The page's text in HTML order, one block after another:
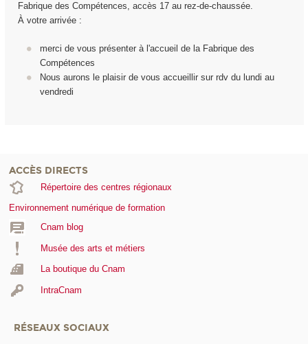
Fabrique des Compétences, accès 17 au rez-de-chaussée.
À votre arrivée :
merci de vous présenter à l'accueil de la Fabrique des
Compétences
Nous aurons le plaisir de vous accueillir sur rdv du lundi au
vendredi
ACCÈS DIRECTS
Répertoire des centres régionaux
Environnement numérique de formation
Cnam blog
Musée des arts et métiers
La boutique du Cnam
IntraCnam
RÉSEAUX SOCIAUX